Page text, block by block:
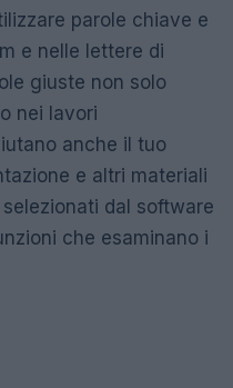
parole chiave e
e nelle lettere di
giuste non solo
nei lavori
anche il tuo
e altri materiali
dal software
che esaminano i